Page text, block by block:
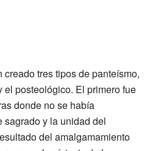
tres tipos de panteísmo,
posteológico. El primero fue
donde no se había
y la unidad del
del amalgamamiento